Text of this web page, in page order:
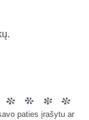
paties įrašytu ar